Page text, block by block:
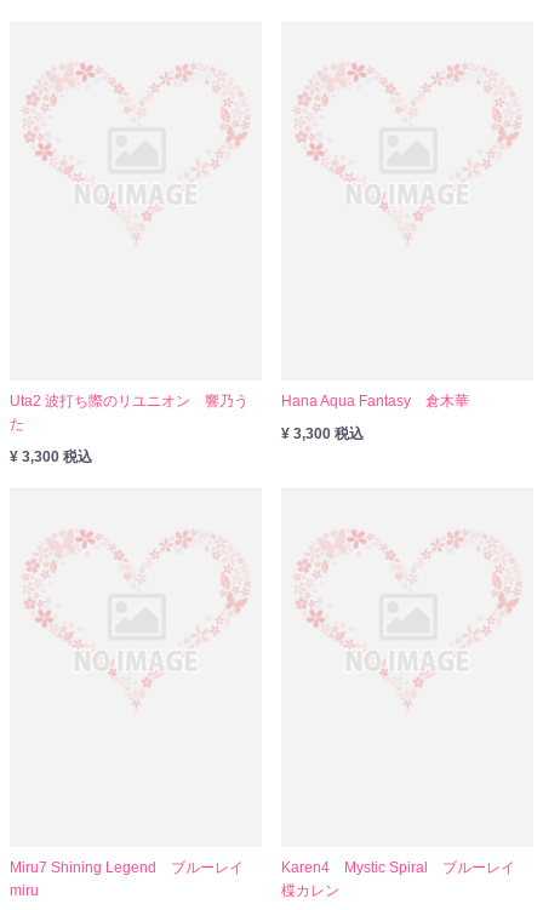
Uta2 波打ち際のリユニオン 響乃う
た
¥ 3,300 税込
Hana Aqua Fantasy 倉木華
¥ 3,300 税込
Miru7 Shining Legend ブルーレイ
miru
Karen4 Mystic Spiral ブルーレイ
楪カレン